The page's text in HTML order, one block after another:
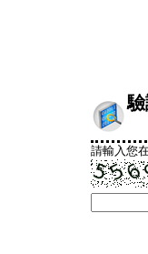
請輸入您